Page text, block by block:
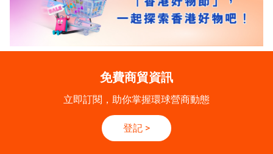
免費商貿資訊
立即訂閱，助你掌握環球營商動態
登記 >